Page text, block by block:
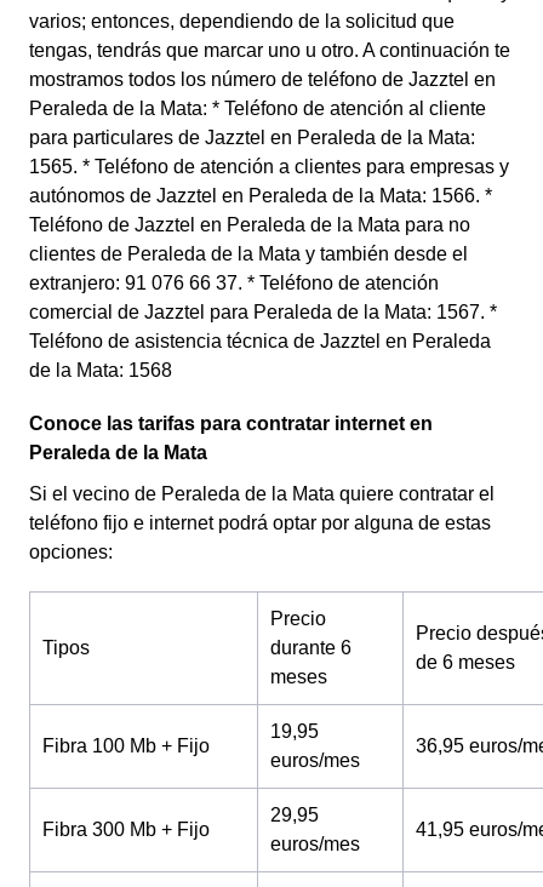
varios; entonces, dependiendo de la solicitud que
tengas, tendrás que marcar uno u otro. A continuación te
mostramos todos los número de teléfono de Jazztel en
Peraleda de la Mata: * Teléfono de atención al cliente
para particulares de Jazztel en Peraleda de la Mata:
1565. * Teléfono de atención a clientes para empresas y
autónomos de Jazztel en Peraleda de la Mata: 1566. *
Teléfono de Jazztel en Peraleda de la Mata para no
clientes de Peraleda de la Mata y también desde el
extranjero: 91 076 66 37. * Teléfono de atención
comercial de Jazztel para Peraleda de la Mata: 1567. *
Teléfono de asistencia técnica de Jazztel en Peraleda
de la Mata: 1568
Conoce las tarifas para contratar internet en
Peraleda de la Mata
Si el vecino de Peraleda de la Mata quiere contratar el
teléfono fijo e internet podrá optar por alguna de estas
opciones:
Tipos
Precio
durante 6
meses
Precio
de 6 meses
Fibra 100 Mb + Fijo
19,95
euros/mes
36,95 euros/
Fibra 300 Mb + Fijo
29,95
euros/mes
41,95 euros/